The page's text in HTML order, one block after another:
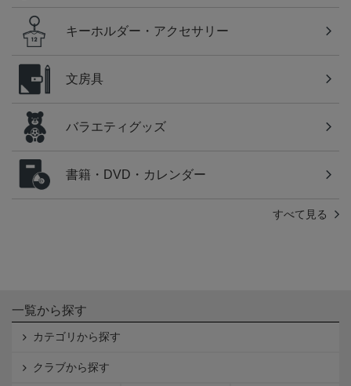
キーホルダー・アクセサリー
文房具
バラエティグッズ
書籍・DVD・カレンダー
すべて見る
一覧から探す
カテゴリから探す
クラブから探す